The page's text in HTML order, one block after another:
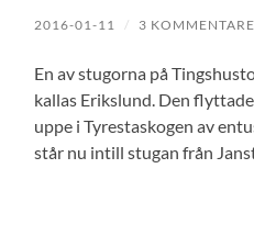
2016-01-11 / 3
En av stugorna på
kallas Erikslund. Den
uppe i Tyrestaskogen av
står nu intill stugan från